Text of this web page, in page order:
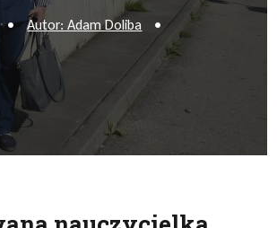
• Autor: Adam Doliba •
się na FB